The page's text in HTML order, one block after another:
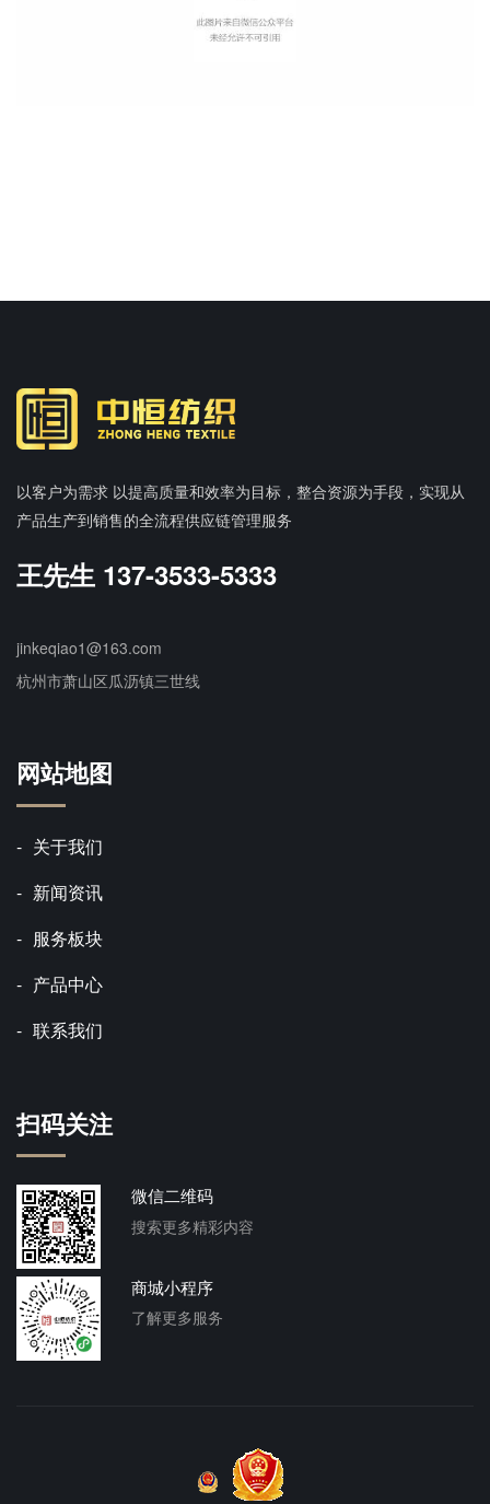
以客户为需求 以提高质量和效率为目标，整合资源为手段，实现从
产品生产到销售的全流程供应链管理服务
王先生 137-3533-5333
jinkeqiao1@163.com
杭州市萧山区瓜沥镇三世线
网站地图
关于我们
新闻资讯
服务板块
产品中心
联系我们
扫码关注
微信二维码
搜索更多精彩内容
商城小程序
了解更多服务